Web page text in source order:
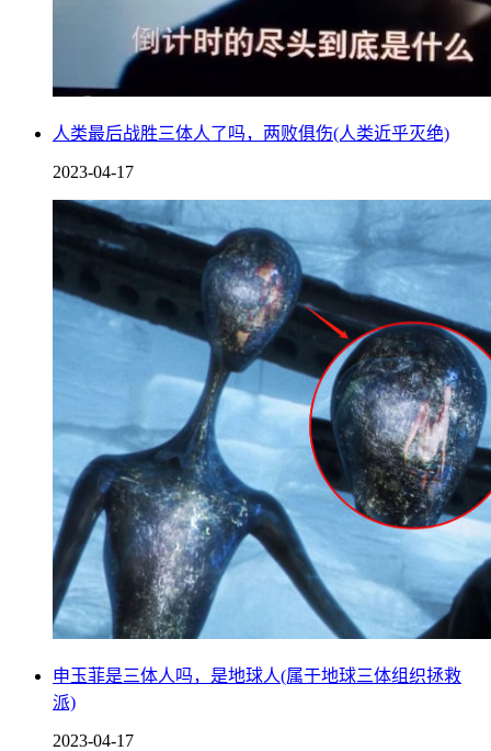
人类最后战胜三体人了吗，两败俱伤(人类近乎灭绝)
2023-04-17
申玉菲是三体人吗，是地球人(属于地球三体组织拯救
派)
2023-04-17